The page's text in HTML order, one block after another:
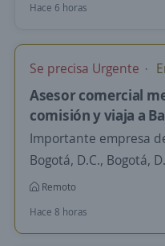
Hace 6 horas
Se precisa Urgente
Asesor comercial
comisión y viaja a
Importante empresa
Bogotá, D.C., Bogotá,
Remoto
Hace 8 horas